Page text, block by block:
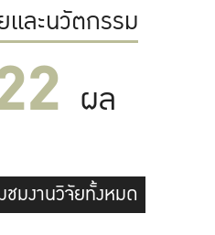
และนวัตกรรม
ผล
ชมงานวิจัยทั้งหมด